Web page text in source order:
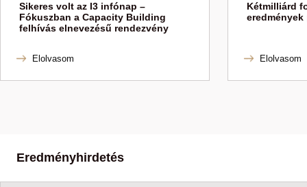
Sikeres volt az I3 infónap –
Fókuszban a Capacity Building
felhívás elnevezésű rendezvény
Elolvasom
Kétmilliárd
Elolvasom
Eredményhirdetés